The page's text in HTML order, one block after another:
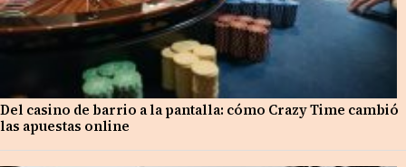
Del casino de barrio a la pantalla: cómo Crazy Time cambió
las apuestas online